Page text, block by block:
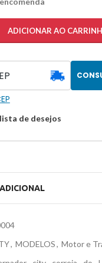
ADICIONAR AO
de desejos
, MODELOS, Motor e